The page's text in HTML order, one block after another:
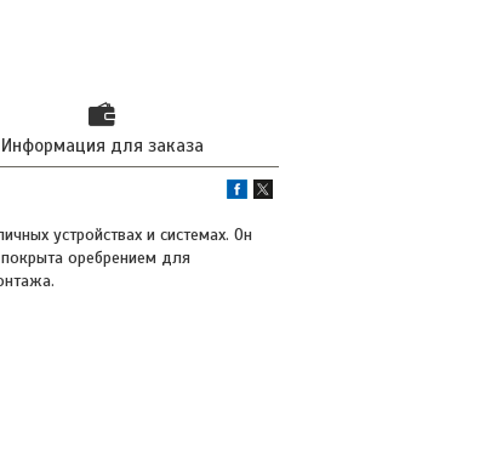
Информация для заказа
устройствах и системах. Он
оребрением для